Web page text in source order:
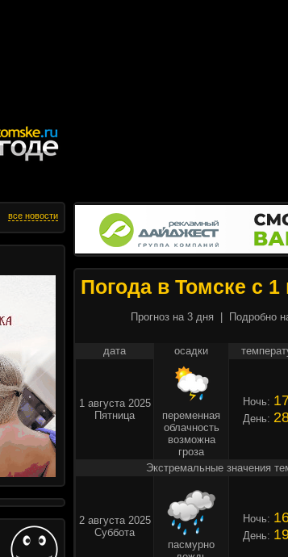
все новости
Погода в Томске с 1
Прогноз на 3 дня Подробно
дата осадки
1 августа 2025
Пятница
переменная
облачность
возможна
гроза
Ночь:
День:
Экстремальные значения
2 августа 2025
Суббота
пасмурно
Ночь:
День: